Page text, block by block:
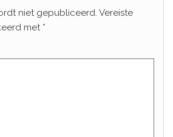
niet gepubliceerd. Vereiste
met *